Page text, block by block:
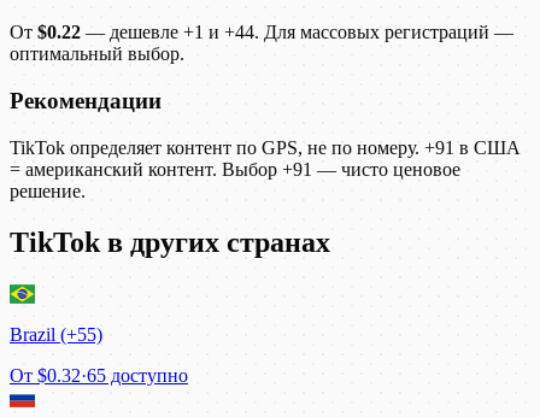
От $0.22 — дешевле +1 и +44. Для массовых регистраций —
оптимальный выбор.
Рекомендации
TikTok определяет контент по GPS, не по номеру. +91 в США
= американский контент. Выбор +91 — чисто ценовое
решение.
TikTok в других странах
Brazil (+55)
От $0.32·65 доступно